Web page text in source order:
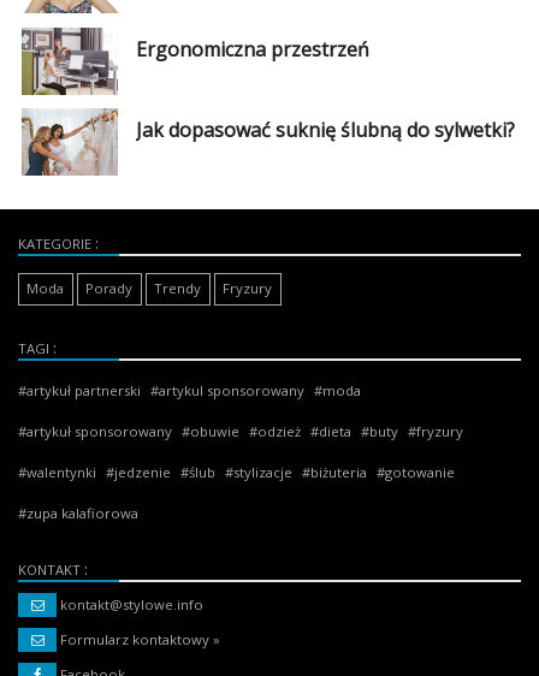
Ergonomiczna przestrzeń
Jak dopasować suknię ślubną do sylwetki?
KATEGORIE
Moda Porady Trendy Fryzury
TAGI
artykuł partnerski artykul sponsorowany moda
artykuł sponsorowany obuwie odzież dieta buty fryzury
walentynki jedzenie ślub stylizacje biżuteria gotowanie
zupa kalafiorowa
KONTAKT
kontakt@stylowe.info
Formularz kontaktowy »